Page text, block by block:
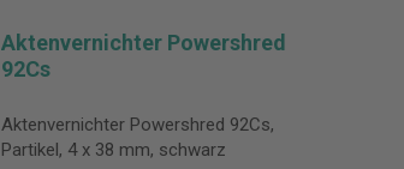
Aktenvernichter Powershred
92Cs
Aktenvernichter Powershred 92Cs,
Partikel, 4 x 38 mm, schwarz